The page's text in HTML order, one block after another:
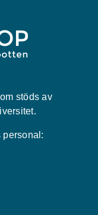
stöds av
personal: